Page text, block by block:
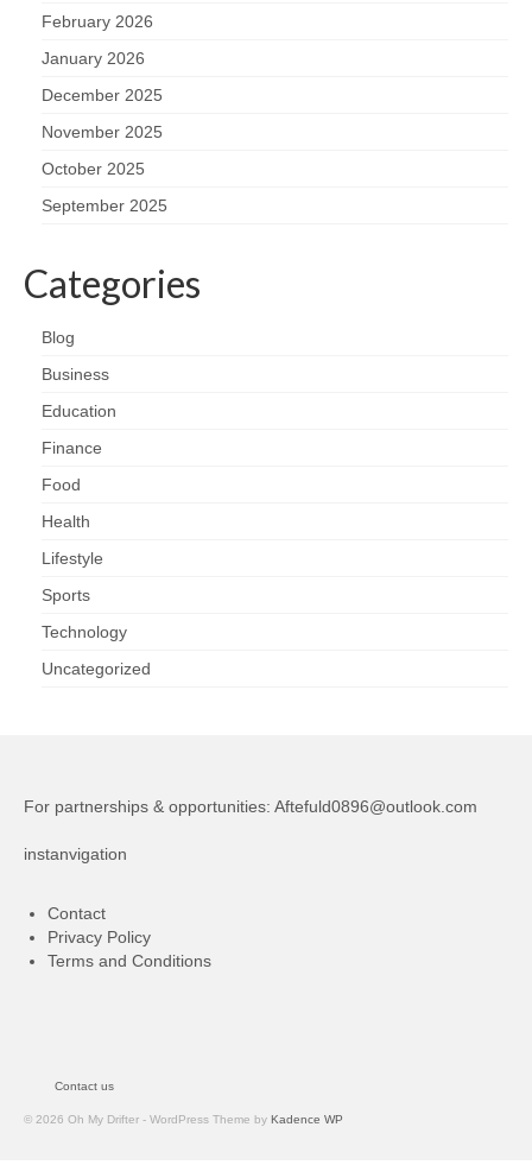
February 2026
January 2026
December 2025
November 2025
October 2025
September 2025
Categories
Blog
Business
Education
Finance
Food
Health
Lifestyle
Sports
Technology
Uncategorized
For partnerships & opportunities: Aftefuld0896@outlook.com
instanvigation
Contact
Privacy Policy
Terms and Conditions
Contact us
© 2026 Oh My Drifter - WordPress Theme by Kadence WP